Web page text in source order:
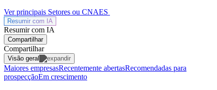
Ver principais Setores ou CNAES
Resumir com IA
Resumir com IA
Compartilhar
Compartilhar
Visão geral
Maiores empresasRecentemente abertasRecomendadas para
prospecçãoEm crescimento